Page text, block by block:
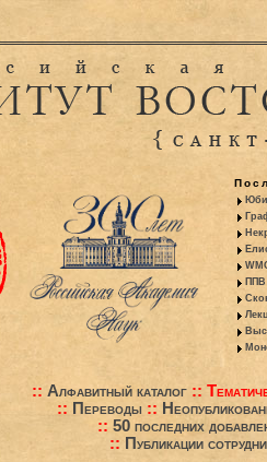
ППВ
:: Алфавитный каталог ::
:: Переводы::
:: 50 последних
:: Публикации